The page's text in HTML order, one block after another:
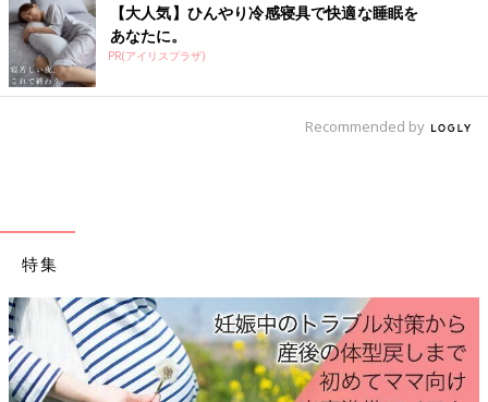
【大人気】ひんやり冷感寝具で快適な睡眠を
あなたに。
PR(アイリスプラザ)
Recommended by
特集